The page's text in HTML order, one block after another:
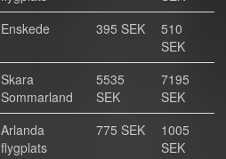
Enskede 395 SEK
510
SEK
Skara
Sommarland
5535
SEK
7195
SEK
Arlanda
flygplats
775 SEK
1005
SEK